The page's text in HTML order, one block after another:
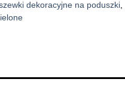
dekoracyjne na poduszki,